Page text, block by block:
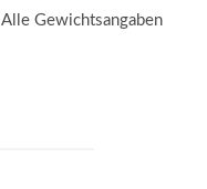
Gewichtsangaben